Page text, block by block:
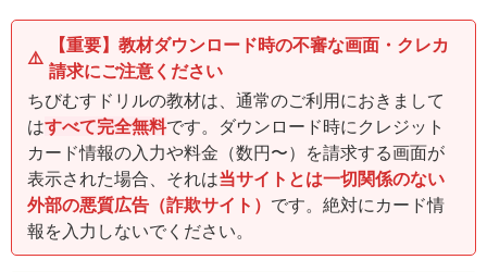
⚠️
【重要】教材ダウンロード時の不審な画面・クレカ
請求にご注意ください
ちびむすドリルの教材は、通常のご利用におきまして
はすべて完全無料です。ダウンロード時にクレジット
カード情報の入力や料金（数円〜）を請求する画面が
表示された場合、それは当サイトとは一切関係のない
外部の悪質広告（詐欺サイト） です。絶対にカード情
報を入力しないでください。